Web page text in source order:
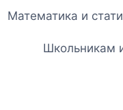
Математика и
Школьникам